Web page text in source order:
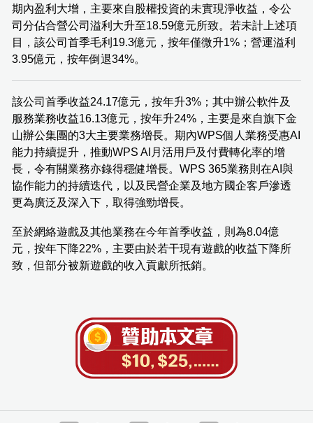
期內盈利大增，主要來自股權投資的未實現淨收益，令公
司分佔合營公司溢利大升至18.59億元所致。若未計上述項
目，該公司首季毛利19.3億元，按年僅微升1%；營運溢利
3.95億元，按年倒退34%。
該公司首季收益24.17億元，按年升3%；其中辦公軟件及
服務業務收益16.13億元，按年升24%，主要是來自旗下金
山辦公集團的3大主要業務增長。期內WPS個人業務受惠AI
能力持續提升，推動WPS AI月活用戶及付費轉化率的增
長，令有關業務亦錄得穩健增長。WPS 365業務則在AI與
協作能力的持續迭代，以及民營企業及地方國企客戶滲透
更為廣泛及深入下，取得強勁增長。
至於網絡遊戲及其他業務在今年首季收益，則為8.04億
元，按年下降22%，主要由於若干現有遊戲的收益下降所
致，但部分被新遊戲的收入貢獻所抵銷。